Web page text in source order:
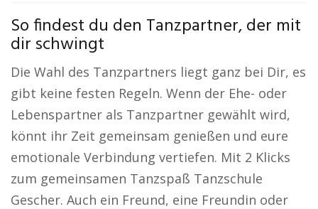
So findest du den Tanzpartner, der mit
dir schwingt
Die Wahl des Tanzpartners liegt ganz bei Dir, es
gibt keine festen Regeln. Wenn der Ehe- oder
Lebenspartner als Tanzpartner gewählt wird,
könnt ihr Zeit gemeinsam genießen und eure
emotionale Verbindung vertiefen. Mit 2 Klicks
zum gemeinsamen Tanzspaß Tanzschule
Gescher. Auch ein Freund, eine Freundin oder